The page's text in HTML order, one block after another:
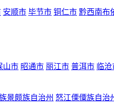
安顺市 毕节市 铜仁市 黔西南布
山市 昭通市 丽江市 普洱市 临
景颇族自治州 怒江傈僳族自治